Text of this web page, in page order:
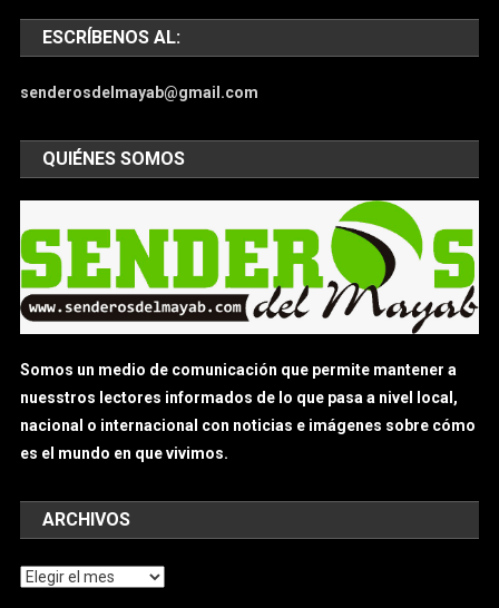
ESCRÍBENOS AL:
senderosdelmayab@gmail.com
QUIÉNES SOMOS
Somos un medio de comunicación que permite mantener a
nuesstros lectores informados de lo que pasa a nivel local,
nacional o internacional con noticias e imágenes sobre cómo
es el mundo en que vivimos.
ARCHIVOS
Archivos